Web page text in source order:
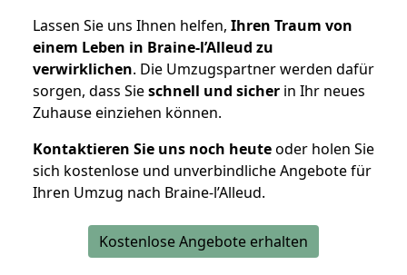
Lassen Sie uns Ihnen helfen, Ihren Traum von
einem Leben in Braine-l’Alleud zu
verwirklichen. Die Umzugspartner werden dafür
sorgen, dass Sieschnell und sicher in Ihr neues
Zuhause einziehen können.
Kontaktieren Sie uns noch heuteoder holen Sie
sich kostenlose und unverbindliche Angebote für
Ihren Umzug nach Braine-l’Alleud.
Kostenlose Angebote erhalten